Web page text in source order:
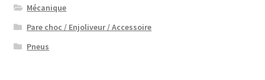
Mécanique
Pare choc / Enjoliveur / Accessoire
Pneus